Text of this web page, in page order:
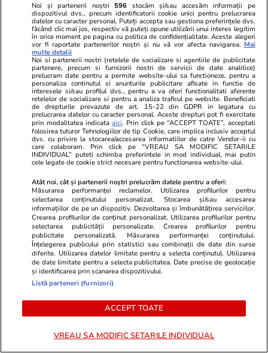
ZiaruldeIasi.ro
Fosta juristă de la spitalul de
Neurochirurgie trebuie să restituie
unității medicale peste 100.000
de euro din cauză că nu și-ar fi
făcut treaba pentru care era
plătită
Fanatik.ro
Gigi Becali,
euro
Ce mega-
patronul
Vrei să îți fac o rețetă?
ULTIMELE ȘTIRI
Un influencer a fost atacat de un rechin în
să-l coste piciorul
Noi și partenerii noștri 596 stocăm și/sau accesăm informații pe
dispozitivul dvs., precum identificatorii cookie unici pentru prelucrarea
datelor cu caracter personal. Puteți accepta sau gestiona preferințele dvs.
făcând clic mai jos, respectiv vă puteți opune utilizării unui interes legitim
în orice moment pe pagina cu politica de confidențialitate. Aceste alegeri
vor fi raportate partenerilor noștri și nu vă vor afecta navigarea. Mai
multe detalii
Noi si partenerii nostri (retelele de socializare si agentiile de publicitate
partenere, precum si furnizorii nostri de servicii de date analitice)
prelucram date pentru a permite website-ului sa functioneze, pentru a
personaliza continutul si anunturile publicitare afisate in functie de
interesele si/sau profilul dvs., pentru a va oferi functionalitati aferente
retelelor de socializare si pentru a analiza traficul pe website. Beneficiati
de drepturile prevazute de art. 15-22 din GDPR in legatura cu
prelucrarea datelor cu caracter personal. Aceste drepturi pot fi exercitate
prin modalitatea indicataaici. Prin click pe “ACCEPT TOATE”, acceptati
folosirea tuturor Tehnologiilor de tip Cookie, care implica inclusiv acceptul
dvs. cu privire la stocarea/accesarea informatiilor de catre Vendor-ii cu
care colaboram. Prin click pe “VREAU SA MODIFIC SETARILE
INDIVIDUAL” puteti schimba preferintele in mod individual, mai putin
cele legate de cookie strict necesare pentru functionarea website-ului.
Atât noi, cât și partenerii noștri prelucrăm datele pentru a oferi:
Măsurarea performanței reclamelor. Utilizarea profilurilor pentru
selectarea conținutului personalizat. Stocarea și/sau accesarea
informațiilor de pe un dispozitiv. Dezvoltarea și îmbunătățirea serviciilor.
Crearea profilurilor de conținut personalizat. Utilizarea profilurilor pentru
selectarea publicității personalizate. Crearea profilurilor pentru
publicitate personalizată. Măsurarea performanței conținutului.
Înțelegerea publicului prin statistici sau combinații de date din surse
diferite. Utilizarea datelor limitate pentru a selecta conținutul. Utilizarea
de date limitate pentru a selecta publicitatea. Date precise de geolocație
și identificarea prin scanarea dispozitivului.
Listă parteneri (furnizori)
ACCEPT TOATE
VREAU SA MODIFIC SETARILE INDIVIDUAL